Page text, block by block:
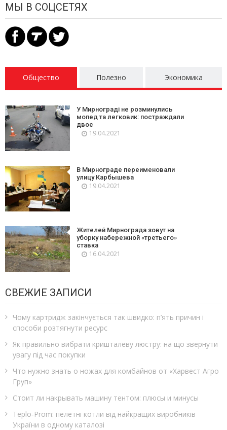
МЫ В СОЦСЕТЯХ
Общество Полезно Экономика
У Мирнограді не розминулись
мопед та легковик: постраждали
двоє
19.04.2021
В Мирнограде переименовали
улицу Карбышева
19.04.2021
Жителей Мирнограда зовут на
уборку набережной «третьего»
ставка
16.04.2021
СВЕЖИЕ ЗАПИСИ
Чому картридж закінчується так швидко: п’ять причин і
способи розтягнути ресурс
Як правильно вибрати кришталеву люстру: на що звернути
увагу під час покупки
Что нужно знать о ножах для комбайнов от «Харвест Агро
Груп»
Стоит ли накрывать машину тентом: плюсы и минусы
Teplo‑Prom: пелетні котли від найкращих виробників
України в одному каталозі